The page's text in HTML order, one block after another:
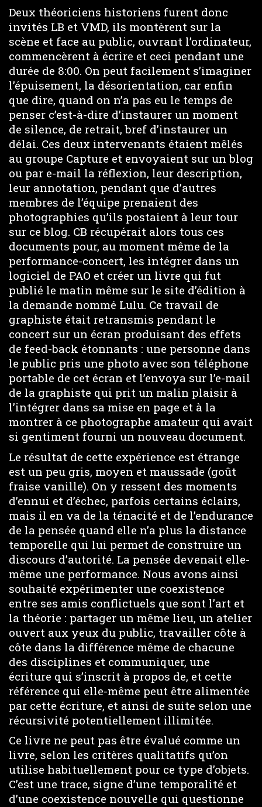
Deux théoriciens historiens furent donc
invités LB et VMD, ils montèrent sur la
scène et face au public, ouvrant l’ordinateur,
commencèrent à écrire et ceci pendant une
durée de 8:00. On peut facilement s’imaginer
l’épuisement, la désorientation, car enfin
que dire, quand on n’a pas eu le temps de
penser c’est-à-dire d’instaurer un moment
de silence, de retrait, bref d’instaurer un
délai. Ces deux intervenants étaient mêlés
au groupe Capture et envoyaient sur un blog
ou par e-mail la réflexion, leur description,
leur annotation, pendant que d’autres
membres de l’équipe prenaient des
photographies qu’ils postaient à leur tour
sur ce blog. CB récupérait alors tous ces
documents pour, au moment même de la
performance-concert, les intégrer dans un
logiciel de PAO et créer un livre qui fut
publié le matin même sur le site d’édition à
la demande nommé Lulu. Ce travail de
graphiste était retransmis pendant le
concert sur un écran produisant des effets
de feed-back étonnants : une personne dans
le public pris une photo avec son téléphone
portable de cet écran et l’envoya sur l’e-mail
de la graphiste qui prit un malin plaisir à
l’intégrer dans sa mise en page et à la
montrer à ce photographe amateur qui avait
si gentiment fourni un nouveau document.
Le résultat de cette expérience est étrange
est un peu gris, moyen et maussade (goût
fraise vanille). On y ressent des moments
d’ennui et d’échec, parfois certains éclairs,
mais il en va de la ténacité et de l’endurance
de la pensée quand elle n’a plus la distance
temporelle qui lui permet de construire un
discours d’autorité. La pensée devenait elle-
même une performance. Nous avons ainsi
souhaité expérimenter une coexistence
entre ses amis conflictuels que sont l’art et
la théorie : partager un même lieu, un atelier
ouvert aux yeux du public, travailler côte à
côte dans la différence même de chacune
des disciplines et communiquer, une
écriture qui s’inscrit à propos de, et cette
référence qui elle-même peut être alimentée
par cette écriture, et ainsi de suite selon une
récursivité potentiellement illimitée.
Ce livre ne peut pas être évalué comme un
livre, selon les critères qualitatifs qu’on
utilise habituellement pour ce type d’objets.
C’est une trace, signe d’une temporalité et
d’une coexistence nouvelle qui questionne